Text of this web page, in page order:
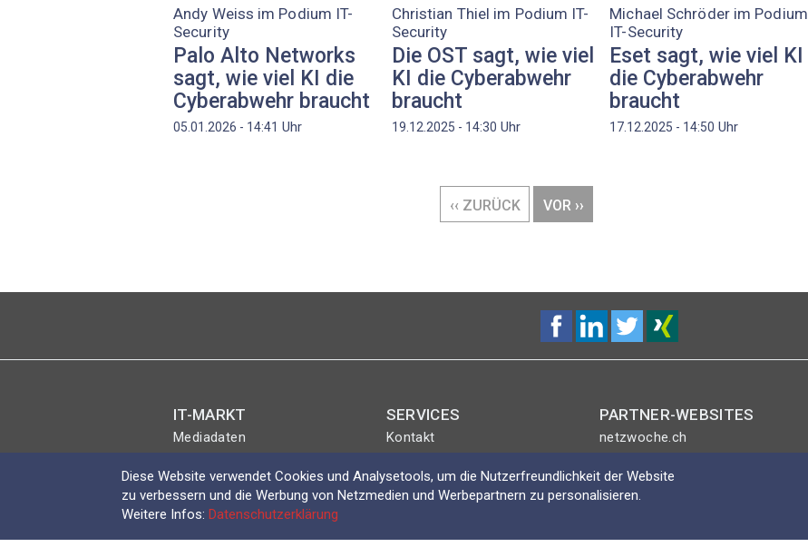
Andy Weiss im Podium IT-
Security
Palo Alto Networks
sagt, wie viel KI die
Cyberabwehr braucht
05.01.2026 - 14:41 Uhr
Christian Thiel im Podium IT-
Security
Die OST sagt, wie viel
KI die Cyberabwehr
braucht
19.12.2025 - 14:30 Uhr
Michael Schröder im Podium
IT-Security
Eset sagt, wie viel KI
die Cyberabwehr
braucht
17.12.2025 - 14:50 Uhr
VORHERIGE
‹‹ ZURÜCK
NÄCHSTE
VOR ››
IT-MARKT
Mediadaten
Shop
SERVICES
Kontakt
Login
PARTNER-WEBSITES
netzwoche.ch
netzmedien.ch
Diese Website verwendet Cookies und Analysetools, um die Nutzerfreundlichkeit der Website
zu verbessern und die Werbung von Netzmedien und Werbepartnern zu personalisieren.
Weitere Infos:Datenschutzerklärung